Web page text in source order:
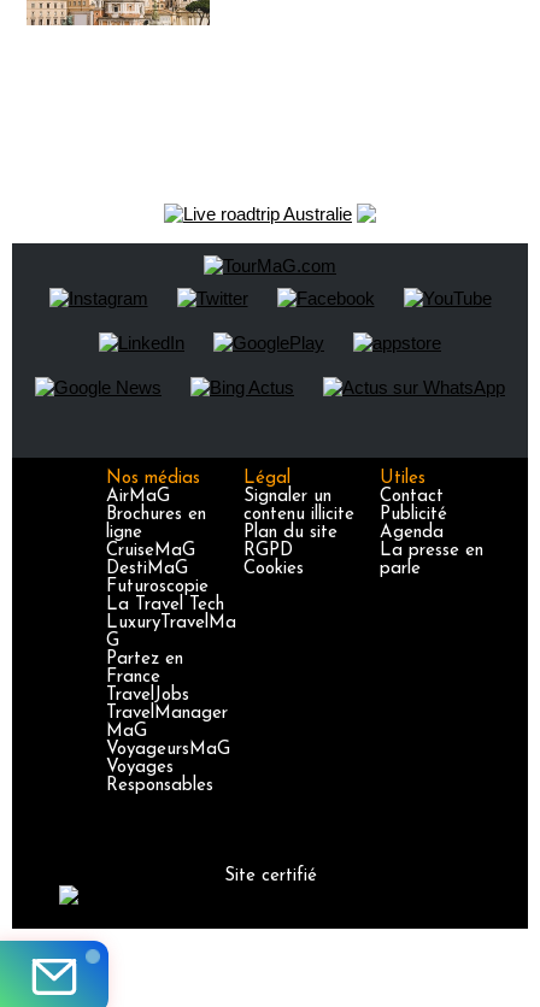
Nos médias
AirMaG
Brochures en
ligne
CruiseMaG
DestiMaG
Futuroscopie
La Travel Tech
LuxuryTravelMa
G
Partez en
France
TravelJobs
TravelManager
MaG
VoyageursMaG
Voyages
Responsables
Légal
Signaler un
contenu illicite
Plan du site
RGPD
Cookies
Utiles
Contact
Publicité
Agenda
La presse en
parle
Site certifié